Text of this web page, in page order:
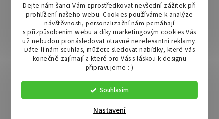
Dejte nám šanci Vám zprostředkovat nevšední zážitek při
prohlížení našeho webu. Cookies používáme k analýze
návštěvnosti, personalizační nám pomáhají
s přizpůsobením webu a díky marketingovým cookies Vás
už nebudou pronásledovat otravné nerelevantní reklamy.
Dáte-li nám souhlas, můžete sledovat nabídky, které Vás
konečně zajímají a které pro Vás s láskou k designu
připravujeme :-)
Souhlasím
Nastavení
minimální spotřeby energie. Tělo lampy je vyrobeno z vysoce
kvalitního hliníku, odolného vůči vysokým i nízkým teplotám.
Vhodné pro:
- pracovní osvětlení v zemědělských strojích
- pracovní osvětlení ve stavebních strojích
- osvětlení před garáží
- přídavné osvětlení pro autobusy nebo nákladní automobily
- osvětlení lodí nebo jachet